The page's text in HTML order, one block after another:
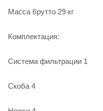
Масса брутто 29 кг
Комплектация:
Система фильтрации 1
Скоба 4